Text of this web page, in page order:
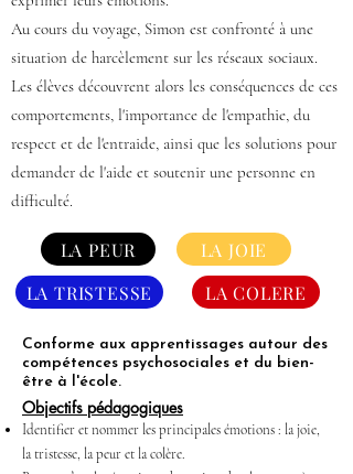
Au cours du voyage, Simon est confronté à une
situation de harcèlement sur les réseaux sociaux.
Les élèves découvrent alors les conséquences de ces
comportements, l'importance de l'empathie, du
respect et de l'entraide, ainsi que les solutions pour
demander de l'aide et soutenir une personne en
difficulté.
LA PEUR
LA TRISTESSE
LA JOIE
LA COLERE
Conforme aux apprentissages autour des
compétences psychosociales et du bien-
être à l'école.
Objectifs pédagogiques
Identifier et nommer les principales émotions : la joie,
la tristesse, la peur et la colère.